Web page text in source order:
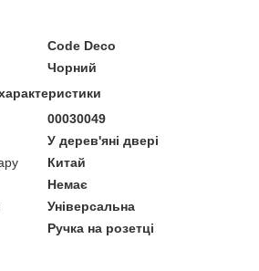
Code Deco
Чорний
00030049
У дерев'яні двері
Китай
Немає
Універсальна
Ручка на розетці